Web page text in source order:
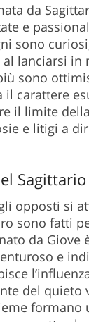
da
e
sono
lanciarsi in
sono
il carattere
il limite
e litigi a
opposti si
sono fatti
da Giove
e
del quieto
formano